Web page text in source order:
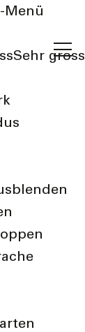
Menü
Sehr gross